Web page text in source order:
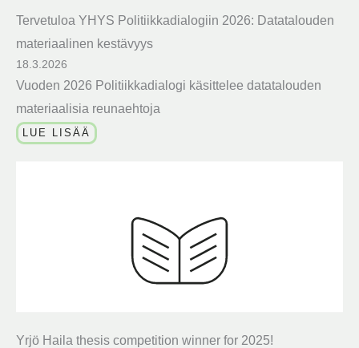
Tervetuloa YHYS Politiikkadialogiin 2026: Datatalouden
materiaalinen kestävyys
18.3.2026
Vuoden 2026 Politiikkadialogi käsittelee datatalouden
materiaalisia reunaehtoja
LUE LISÄÄ
Yrjö Haila thesis competition winner for 2025!